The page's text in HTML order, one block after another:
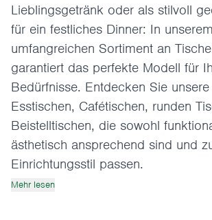
Lieblingsgetränk oder als stilvoll
für ein festliches Dinner: In unserem
umfangreichen Sortiment an
garantiert das perfekte Modell für
Bedürfnisse. Entdecken Sie
Esstischen, Cafétischen, runden
Beistelltischen, die sowohl
ästhetisch ansprechend sind und
Einrichtungsstil passen.
Mehr lesen